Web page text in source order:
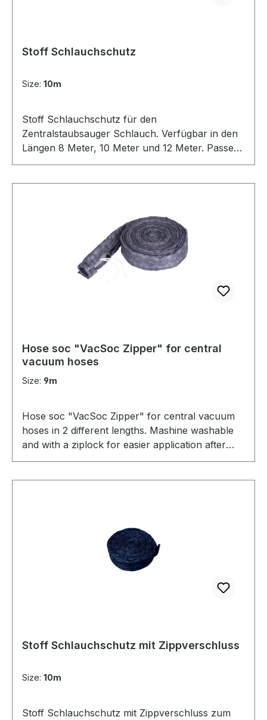
Stoff Schlauchschutz
Size: 10m
Stoff Schlauchschutz für den
Zentralstaubsauger Schlauch. Verfügbar in den
Längen 8 Meter, 10 Meter und 12 Meter. Passend
sowohl für Saugschläuche von SACH als auch
Hose soc "VacSoc Zipper" for central
vacuum hoses
Size: 9m
Hose soc "VacSoc Zipper" for central vacuum
hoses in 2 different lengths. Mashine washable
and with a ziplock for easier application after
washing.
Stoff Schlauchschutz mit Zippverschluss
Size: 10m
Stoff Schlauchschutz mit Zippverschluss zum